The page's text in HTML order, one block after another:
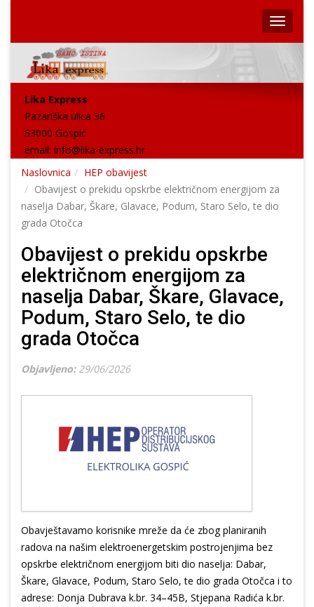
Lika Express
Pazariška ulica 36
53000 Gospić
email: info@lika-express.hr
Naslovnica
HEP obavijest
Obavijest o prekidu opskrbe električnom energijom za
naselja Dabar, Škare, Glavace, Podum, Staro Selo, te dio
grada Otočca
Obavijest o prekidu opskrbe
električnom energijom za
naselja Dabar, Škare, Glavace,
Podum, Staro Selo, te dio
grada Otočca
Objavljeno: 29/06/2026
Obavještavamo korisnike mreže da će zbog planiranih
radova na našim elektroenergetskim postrojenjima bez
opskrbe električnom energijom biti dio naselja: Dabar,
Škare, Glavace, Podum, Staro Selo, te dio grada Otočca i to
adrese: Donja Dubrava k.br. 34–45B, Stjepana Radića k.br.